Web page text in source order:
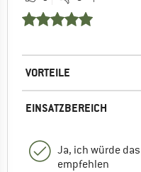
VORTEILE
EINSATZBEREICH
Ja, ich würde
empfehlen